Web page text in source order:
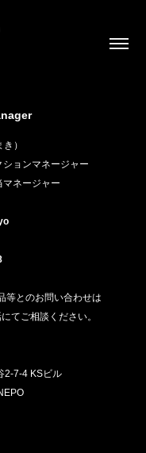
）
ョンマネージャー
マネージャー
等とのお問い合わせは
てご相談ください。
2-7-4 KSビル